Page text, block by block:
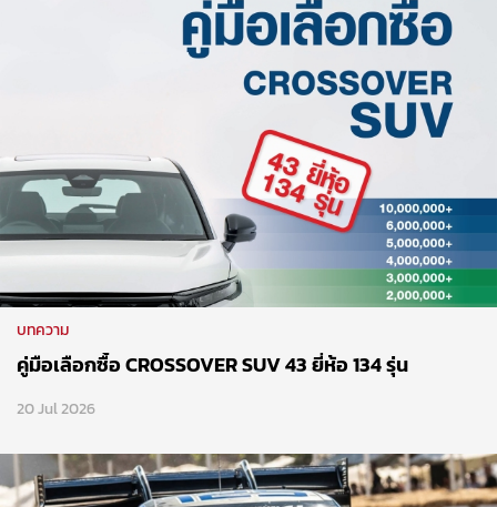
บทความ
คู่มือเลือกซื้อ CROSSOVER SUV 43 ยี่ห้อ 134 รุ่น
20 Jul 2026